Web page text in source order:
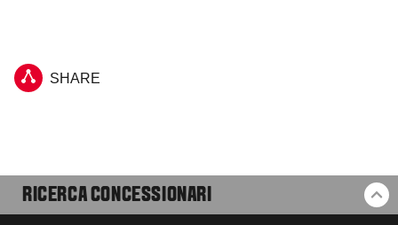
SHARE
RICERCA CONCESSIONARI